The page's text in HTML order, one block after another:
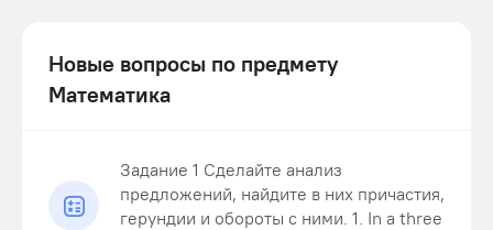
Новые вопросы по предмету
Математика
Задание 1 Сделайте анализ
предложений, найдите в них причастия,
герундии и обороты с ними. 1. In a three